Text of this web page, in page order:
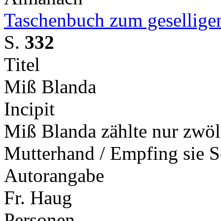
Taschenbuch zum
S. 332
Titel
Miß Blanda
Incipit
Miß Blanda zählte nur
Mutterhand / Empfing sie
Autorangabe
Fr. Haug